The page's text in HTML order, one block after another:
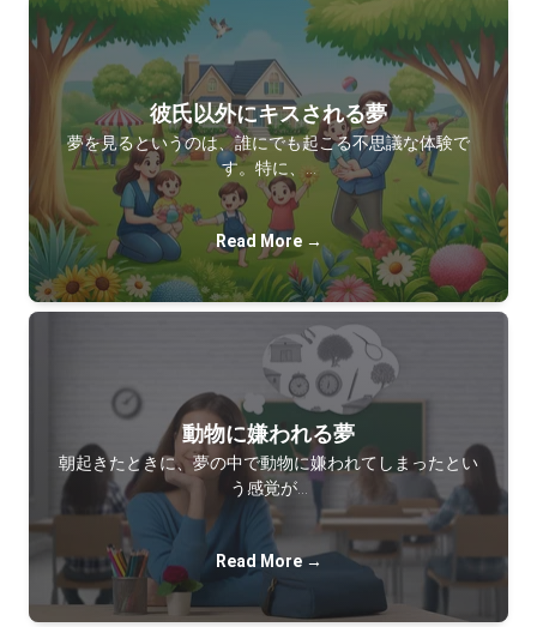
彼氏以外にキスされる夢
夢を見るというのは、誰にでも起こる不思議な体験で
す。特に、…
Read More →
動物に嫌われる夢
朝起きたときに、夢の中で動物に嫌われてしまったとい
う感覚が…
Read More →